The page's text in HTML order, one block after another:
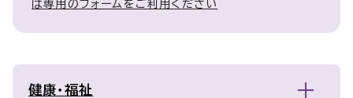
は専用のフォームをご利用ください
健康・福祉